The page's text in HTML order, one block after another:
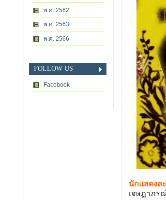
พ.ศ. 2562
พ.ศ. 2563
พ.ศ. 2566
FOLLOW US
Facebook
นักแสดงล
เจษฎาภร